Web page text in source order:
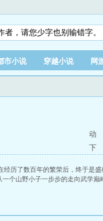
市小说 穿越小说 网
动
下
经历了数百年的繁荣后，终于是
个山野小子一步步的走向武学巅